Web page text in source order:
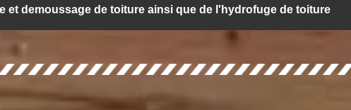
et demoussage de toiture ainsi que de l'hydrofuge de toiture